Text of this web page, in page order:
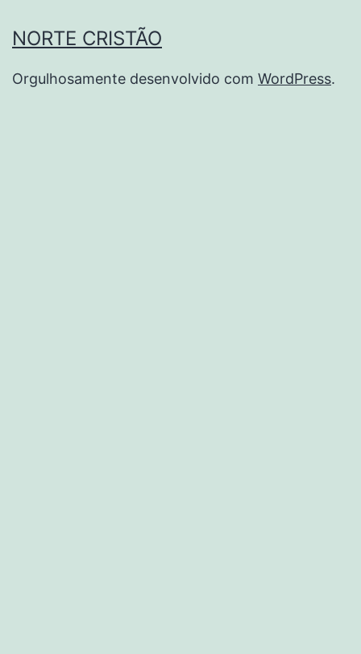
NORTE CRISTÃO
Orgulhosamente desenvolvido com WordPress.